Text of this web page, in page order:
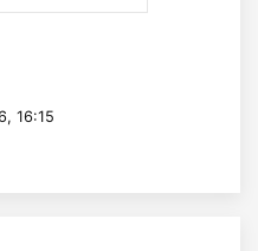
16:15